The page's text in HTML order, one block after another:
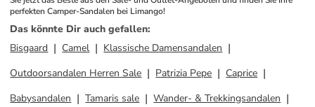
perfekten Camper-Sandalen bei Limango!
Das könnte Dir auch gefallen:
Bisgaard
Camel
Klassische Damensandalen
Outdoorsandalen Herren Sale
Patrizia Pepe
Caprice
Babysandalen
Tamaris sale
Wander- & Trekkingsandalen